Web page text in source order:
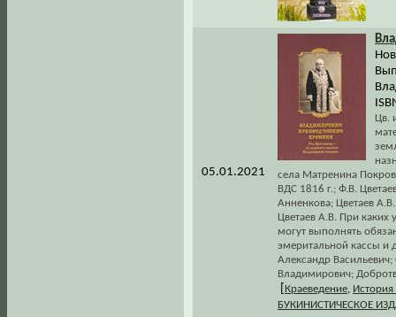
05.01.2021
Цв.
села Матренина
ВДС 1816 г.; Ф.В.
Анненкова; Цветаев
Цветаев А.В. При каких
могут выполнять
эмеритальной кассы и
Александр
Владимирович;
Краеведение История
БУКИНИСТИЧЕСКОЕ